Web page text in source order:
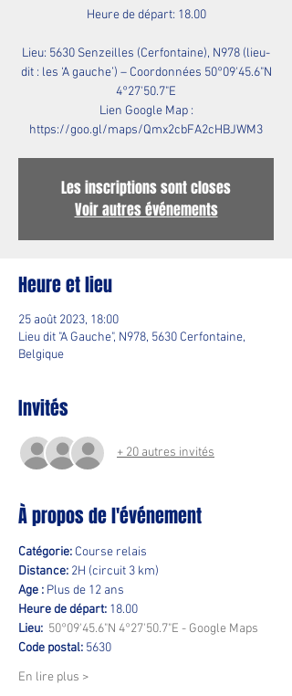
Heure de départ: 18.00
Lieu: 5630 Senzeilles (Cerfontaine), N978 (lieu-
dit : les ‘A gauche’) – Coordonnées 50°09'45.6"N
4°27'50.7"E
Lien Google Map :
https://goo.gl/maps/Qmx2cbFA2cHBJWM3
Les inscriptions sont closes
Voir autres événements
Heure et lieu
25 août 2023, 18:00
Lieu dit "A Gauche", N978, 5630 Cerfontaine,
Belgique
Invités
+ 20 autres invités
À propos de l'événement
Catégorie: Course relais
Distance: 2H (circuit 3 km)
Age : Plus de 12 ans
Heure de départ: 18.00
Lieu: 50°09'45.6"N 4°27'50.7"E - Google Maps
Code postal: 5630
En lire plus >